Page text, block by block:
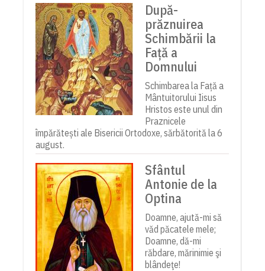
După-
prăznuirea
Schimbării la
Față a
Domnului
Schimbarea la Față a
Mântuitorului Iisus
Hristos este unul din
Praznicele
împărătești ale Bisericii Ortodoxe, sărbătorită la 6
august.
Sfântul
Antonie de la
Optina
Doamne, ajută-mi să
văd păcatele mele;
Doamne, dă-mi
răbdare, mărinimie şi
blândeţe!